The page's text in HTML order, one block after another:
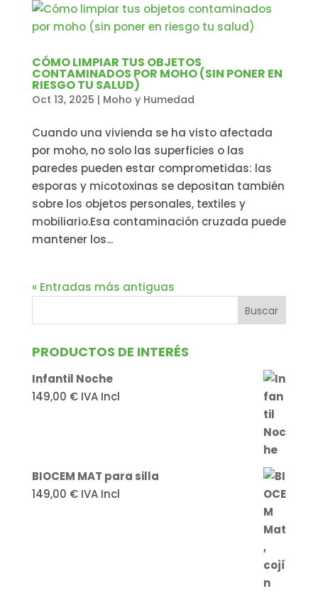
CÓMO LIMPIAR TUS OBJETOS
CONTAMINADOS POR MOHO (SIN PONER EN
RIESGO TU SALUD)
Oct 13, 2025 | Moho y Humedad
Cuando una vivienda se ha visto afectada
por moho, no solo las superficies o las
paredes pueden estar comprometidas: las
esporas y micotoxinas se depositan también
sobre los objetos personales, textiles y
mobiliario.Esa contaminación cruzada puede
mantener los...
« Entradas más antiguas
PRODUCTOS DE INTERÉS
Infantil Noche
149,00 € IVA Incl
BIOCEM MAT para silla
149,00 € IVA Incl